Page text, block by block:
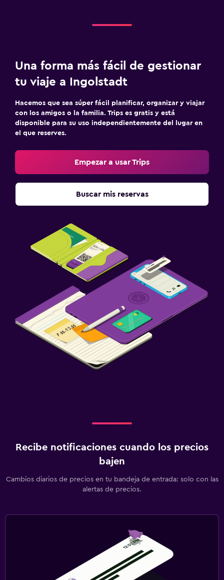
Una forma más fácil de gestionar
tu viaje a Ingolstadt
Hacemos que sea súper fácil planificar, organizar y viajar
con los amigos o la familia. Trips es gratis y está
disponible para su uso independientemente del lugar en
el que reserves.
Empezar a usar Trips
Buscar mis reservas
Recibe notificaciones cuando los precios
bajen
Cambios diarios de precios en tu bandeja de entrada: solo con las
alertas de precios.